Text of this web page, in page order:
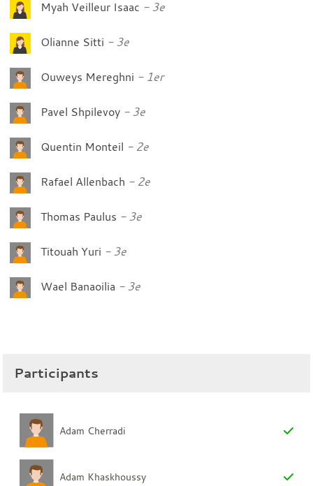
Myah Veilleur Isaac 3e
Olianne Sitti 3e
Ouweys Mereghni 1er
Pavel Shpilevoy 3e
Quentin Monteil 2e
Rafael Allenbach 2e
Thomas Paulus 3e
Titouah Yuri 3e
Wael Banaoilia 3e
Participants
Adam Cherradi
Adam Khaskhoussy